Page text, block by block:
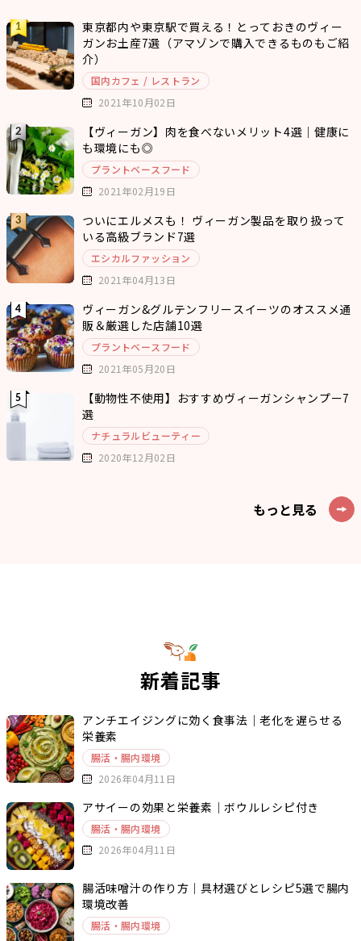
東京都内や東京駅で買える！とっておきのヴィー
ガンお土産7選（アマゾンで購入できるものもご紹
介）
国内カフェ / レストラン
2021年10月02日
【ヴィーガン】肉を食べないメリット4選｜健康に
も環境にも◎
プラントベースフード
2021年02月19日
ついにエルメスも！ ヴィーガン製品を取り扱って
いる高級ブランド7選
エシカルファッション
2021年04月13日
ヴィーガン&グルテンフリースイーツのオススメ通
販＆厳選した店舗10選
プラントベースフード
2021年05月20日
【動物性不使用】おすすめヴィーガンシャンプー7
選
ナチュラルビューティー
2020年12月02日
もっと見る
新着記事
アンチエイジングに効く食事法｜老化を遅らせる
栄養素
腸活・腸内環境
2026年04月11日
アサイーの効果と栄養素｜ボウルレシピ付き
腸活・腸内環境
2026年04月11日
腸活味噌汁の作り方｜具材選びとレシピ5選で腸内
環境改善
腸活・腸内環境